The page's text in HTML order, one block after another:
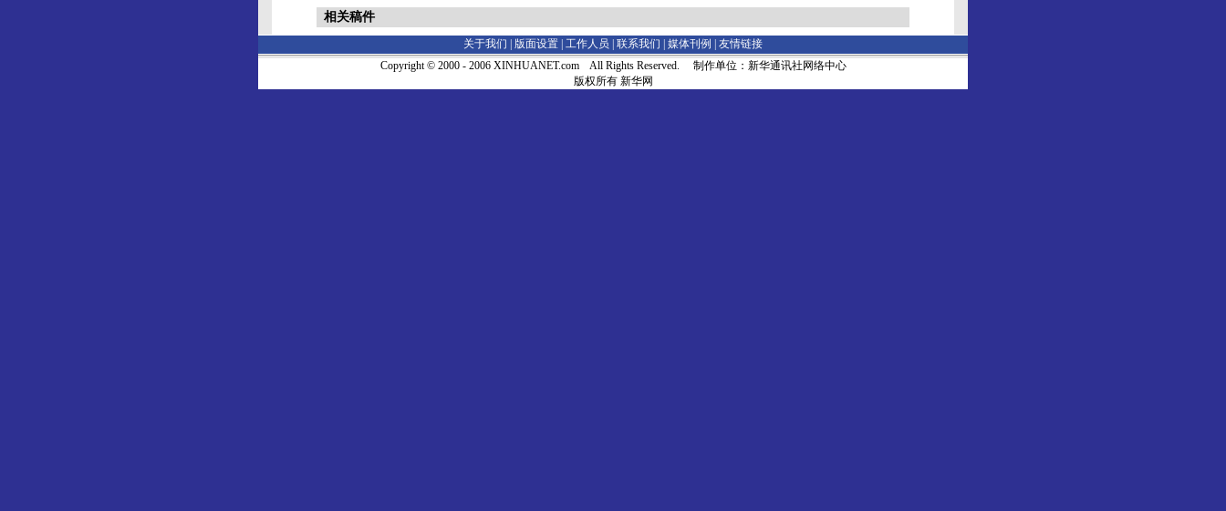
相关稿件
关于我们 | 版面设置 工作人员 联系我们 媒体刊例
友情链接
Copyright © 2000 - 2006 XINHUANET.com All Rights Reserved. 制作单位：新华通讯社网络中心
版权所有 新华网